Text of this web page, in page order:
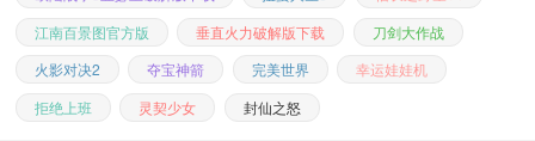
江南百景图官方版
垂直火力破解版下载
刀剑大作战
火影对决2
夺宝神箭 完美世界
幸运娃娃机
拒绝上班
灵契少女 封仙之怒